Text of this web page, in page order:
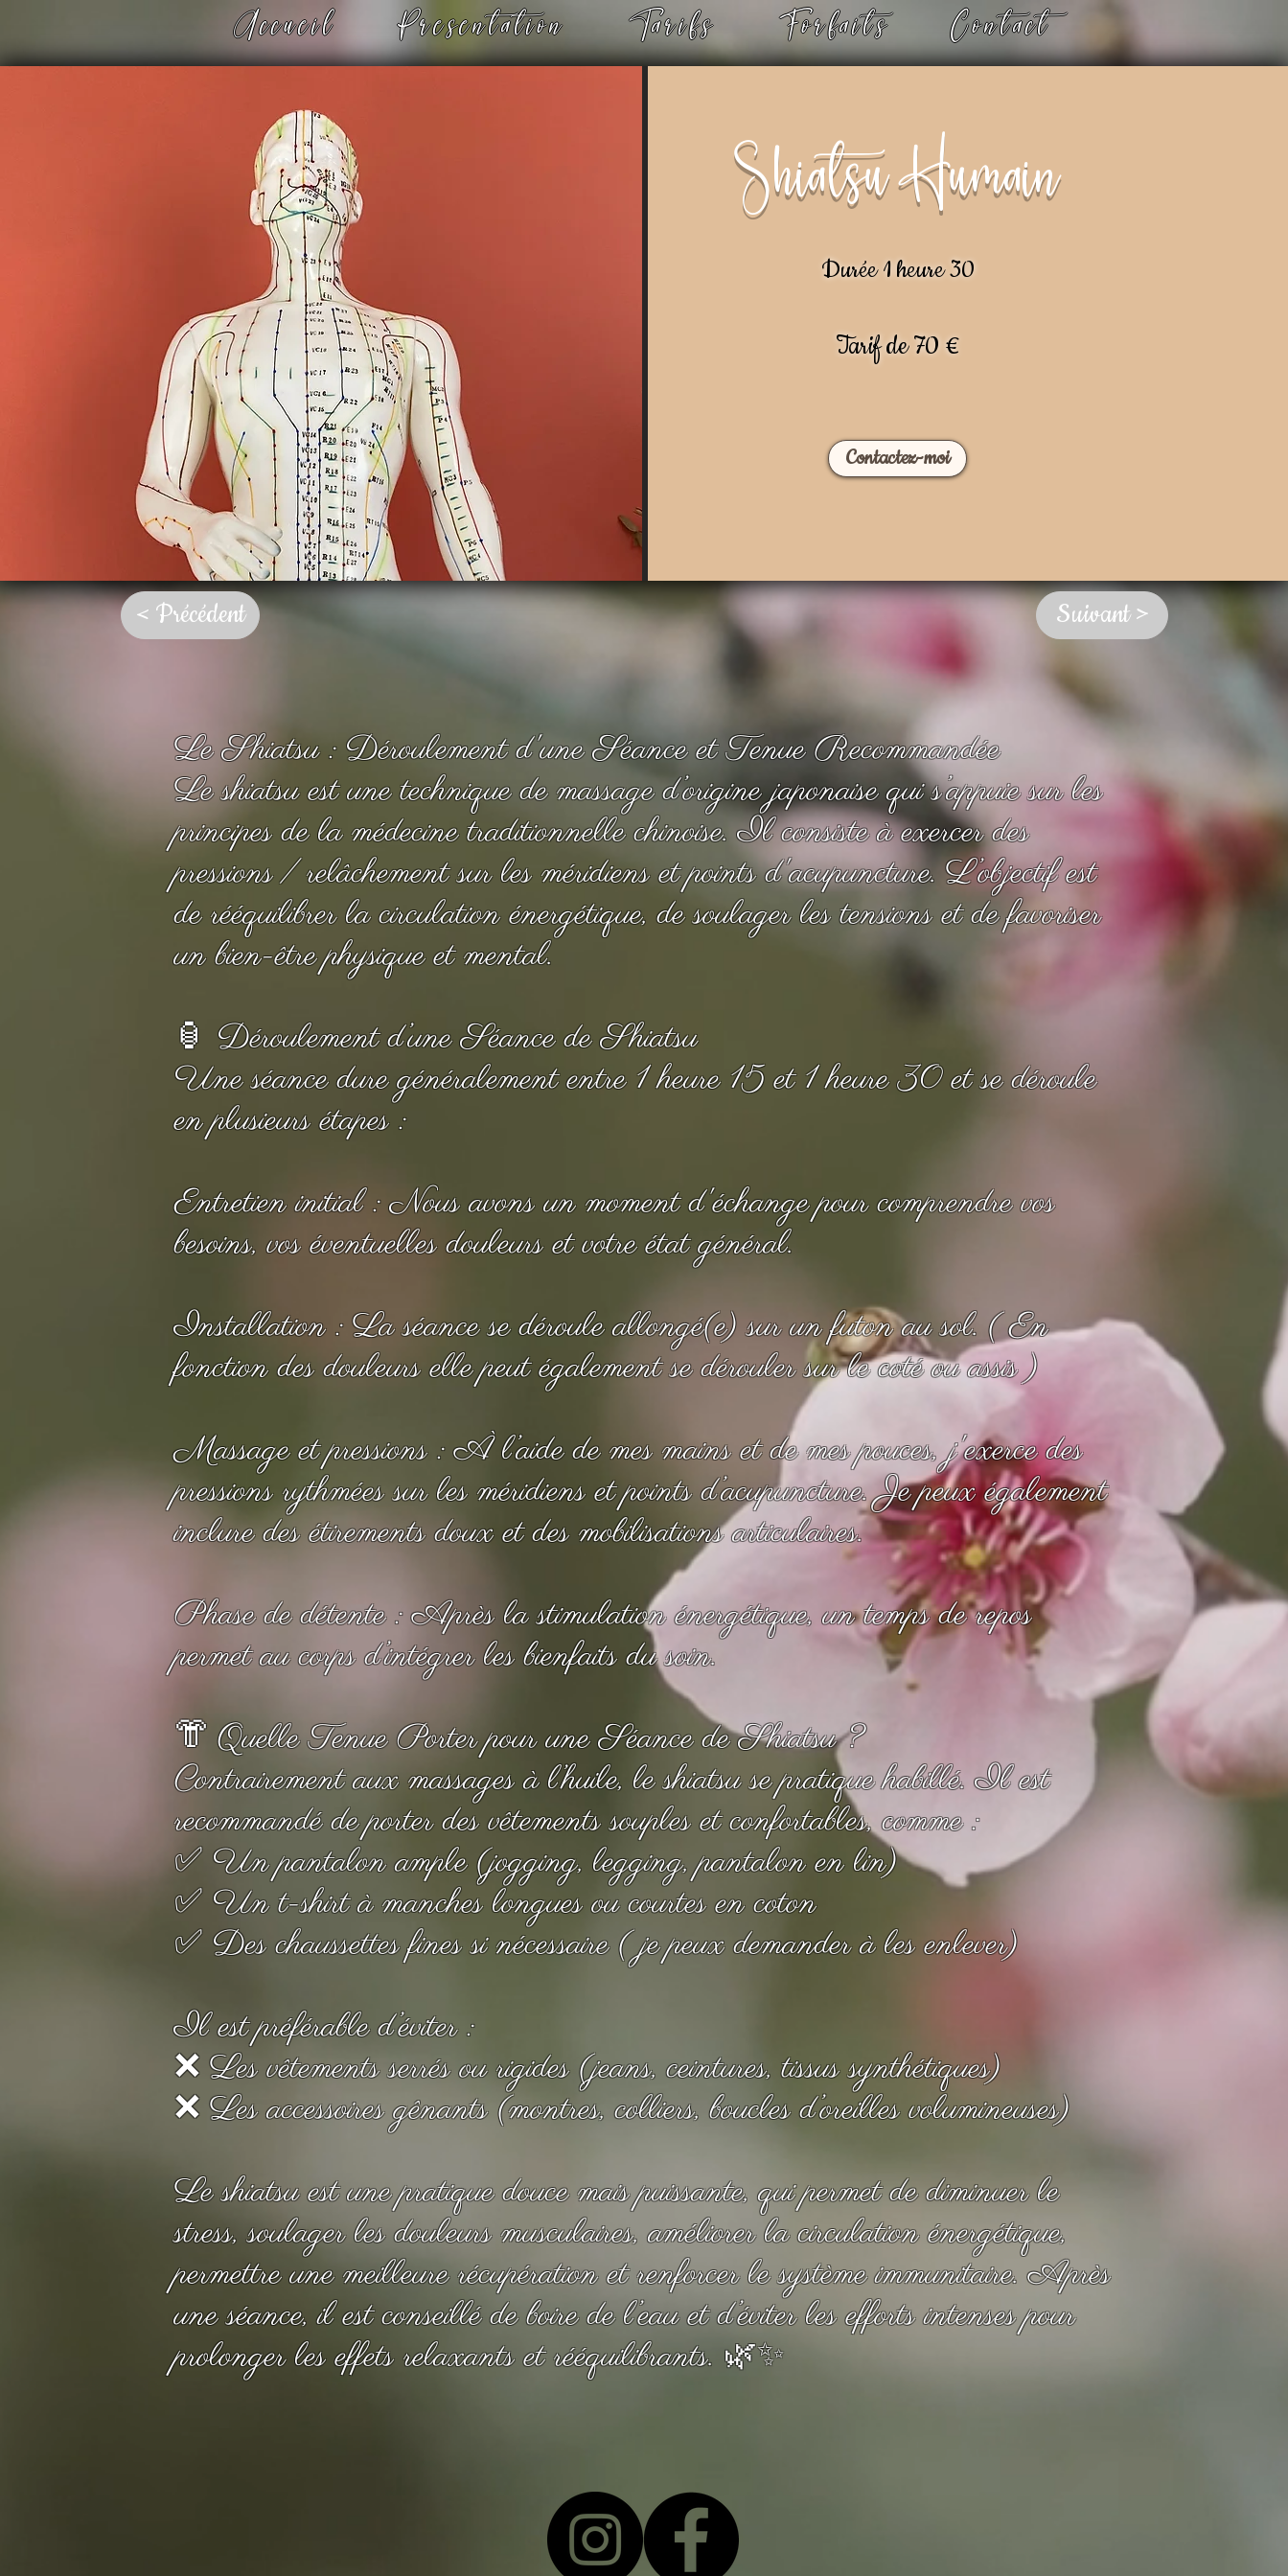
Accueil Présentation Tarifs Forfaits Contact
Shiatsu Humain
Durée 1 heure 30
Tarif de 70 €
Contactez-moi
< Précédent Suivant >
Le Shiatsu : Déroulement d'une Séance et Tenue Recommandée
Le shiatsu est une technique de massage d’origine japonaise qui s’appuie sur les
principes de la médecine traditionnelle chinoise. Il consiste à exercer des
pressions / relâchement sur les méridiens et points d'acupuncture. L’objectif est
de rééquilibrer la circulation énergétique, de soulager les tensions et de favoriser
un bien-être physique et mental.
🏮 Déroulement d’une Séance de Shiatsu
Une séance dure généralement entre 1 heure 15 et 1 heure 30 et se déroule
en plusieurs étapes :
Entretien initial : Nous avons un moment d'échange pour comprendre vos
besoins, vos éventuelles douleurs et votre état général.
Installation : La séance se déroule allongé(e) sur un futon au sol. ( En
fonction des douleurs elle peut également se dérouler sur le coté ou assis )
Massage et pressions : À l’aide de mes mains et de mes pouces, j'exerce des
pressions rythmées sur les méridiens et points d’acupuncture. Je peux également
inclure des étirements doux et des mobilisations articulaires.
Phase de détente : Après la stimulation énergétique, un temps de repos
permet au corps d’intégrer les bienfaits du soin.
👘 Quelle Tenue Porter pour une Séance de Shiatsu ?
Contrairement aux massages à l’huile, le shiatsu se pratique habillé. Il est
recommandé de porter des vêtements souples et confortables, comme :
✅ Un pantalon ample (jogging, legging, pantalon en lin)
✅ Un t-shirt à manches longues ou courtes en coton
✅ Des chaussettes fines si nécessaire ( je peux demander à les enlever)
Il est préférable d’éviter :
❌ Les vêtements serrés ou rigides (jeans, ceintures, tissus synthétiques)
❌ Les accessoires gênants (montres, colliers, boucles d’oreilles volumineuses)
Le shiatsu est une pratique douce mais puissante, qui permet de diminuer le
stress, soulager les douleurs musculaires, améliorer la circulation énergétique,
permettre une meilleure récupération et renforcer le système immunitaire. Après
une séance, il est conseillé de boire de l’eau et d’éviter les efforts intenses pour
prolonger les effets relaxants et rééquilibrants. 🌿✨